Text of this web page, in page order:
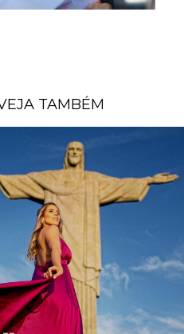
TAMBÉM